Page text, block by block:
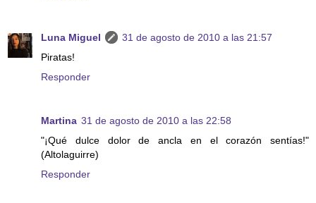
Luna Miguel
31 de agosto de 2010 a las 21:57
Piratas!
Responder
Martina 31 de agosto de 2010 a las 22:58
"¡Qué dulce dolor de ancla en el corazón sentías!"
(Altolaguirre)
Responder